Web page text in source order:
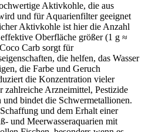
Aktivkohle, die aus
und für Aquarienfilter geeignet
Aktivkohle ist hier die Anzahl
Oberfläche größer (1 g ≈
Carb sorgt für
die helfen, das Wasser
die Farbe und Geruch
die Konzentration vieler
zahlreiche Arzneimittel, Pestizide
bindet die Schwermetallionen.
und dem Erhalt einer
und Meerwasseraquarien mit